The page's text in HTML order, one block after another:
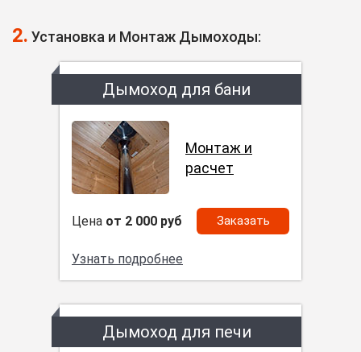
2. Установка и Монтаж Дымоходы:
Дымоход для бани
Монтаж и
расчет
Цена от 2 000 руб Заказать
Узнать подробнее
Дымоход для печи